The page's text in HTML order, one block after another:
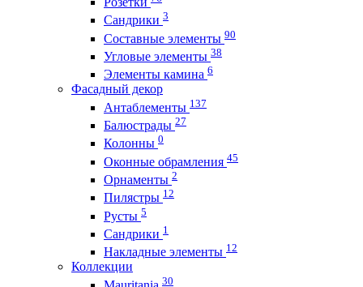
Сандрики 3
Составные элементы 90
Угловые элементы 38
Элементы камина 6
Фасадный декор
Антаблементы 137
Балюстрады 27
Колонны 0
Оконные обрамления 45
Орнаменты 2
Пилястры 12
Русты 5
Сандрики 1
Накладные элементы 12
Коллекции
30